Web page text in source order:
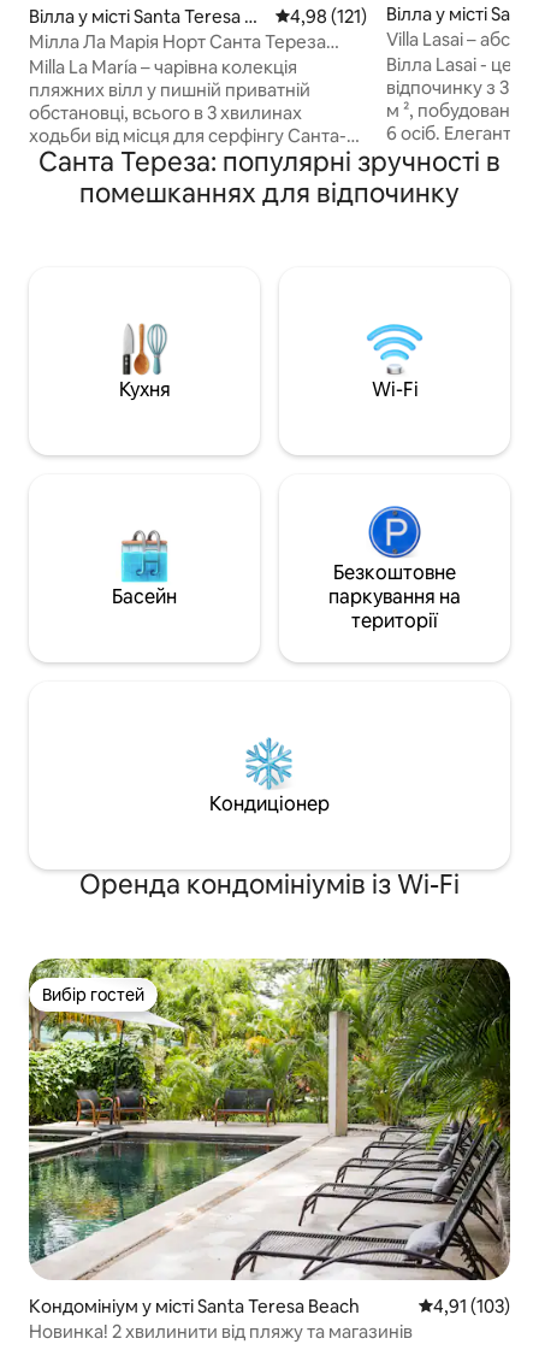
Вілла у місті Santa Teresa Be
ach
Середня оцінка: 4,98 з 5,
4,98 (121)
Мілла Ла Марія Норт Санта Тереза
Бічсайд Вілла
Milla La María – чарівна колекція
пляжних вілл у пишній приватній
обстановці, всього в 3 хвилинах
ходьби від місця для серфінгу Санта-
Терези. Насолоджуйтесь швидким Wi-
Fi (500 Мбіт/с), кондиціонером,
прибиранням, повністю обладнаною
послуги включають послуги няні,
приватного шеф-кухаря, продуктові
магазини та екскурсійний консьєрж.
Відкрийте для себе красу Санта-
Вілла у місті
Villa Lasai –
вілла
Вілла Lasai - це
відпочинку з 3
м ², побудований
6 осіб.
чудовим
архітектури, з
відкритий
м². Вілла Lasai
менш ніж за 3
світового класу
Санта Тереза: популярні зручності в
помешканнях для відпочинку
Кухня Wi-Fi
Басейн
Безкоштовне
паркування на
території
Кондиціонер
Оренда кондомініумів із Wi-Fi
Вибір гостей
Вибір гостей
Кондомініум у місті Santa Teresa Beach Середня
4,91 (103)
Новинка! 2 хвилинити від пляжу та магазинів